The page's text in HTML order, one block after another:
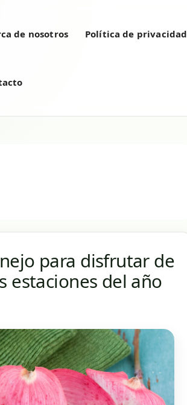
de nosotros Política de privacidad
para disfrutar de
estaciones del año